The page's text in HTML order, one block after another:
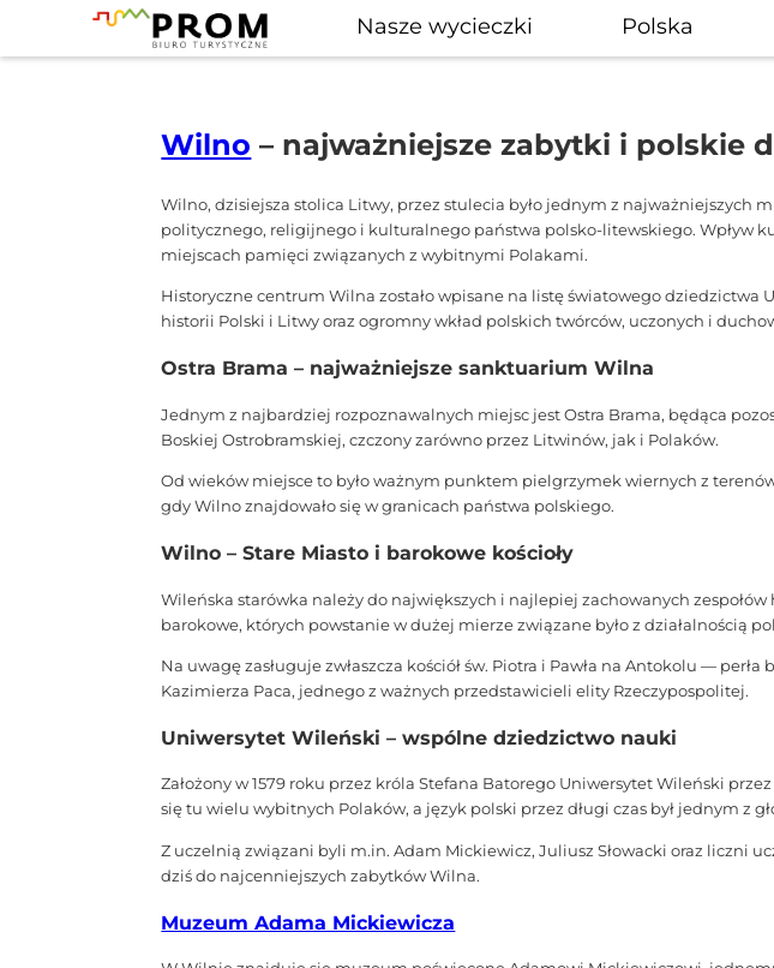
Nasze wycieczki Polska
Wilno – najważniejsze zabytki i polskie
Wilno, dzisiejsza stolica Litwy, przez stulecia było jednym z najważniejszych
politycznego, religijnego i kulturalnego państwa polsko-litewskiego. Wpływ
miejscach pamięci związanych z wybitnymi Polakami.
Historyczne centrum Wilna zostało wpisane na listę światowego dziedzictwa
historii Polski i Litwy oraz ogromny wkład polskich twórców, uczonych i
Ostra Brama – najważniejsze sanktuarium Wilna
Jednym z najbardziej rozpoznawalnych miejsc jest Ostra Brama, będąca
Boskiej Ostrobramskiej, czczony zarówno przez Litwinów, jak i Polaków.
Od wieków miejsce to było ważnym punktem pielgrzymek wiernych z
gdy Wilno znajdowało się w granicach państwa polskiego.
Wilno – Stare Miasto i barokowe kościoły
Wileńska starówka należy do największych i najlepiej zachowanych
barokowe, których powstanie w dużej mierze związane było z działalnością
Na uwagę zasługuje zwłaszcza kościół św. Piotra i Pawła na Antokolu —
Kazimierza Paca, jednego z ważnych przedstawicieli elity Rzeczypospolitej.
Uniwersytet Wileński – wspólne dziedzictwo nauki
Założony w 1579 roku przez króla Stefana Batorego Uniwersytet Wileński
się tu wielu wybitnych Polaków, a język polski przez długi czas był jednym z
Z uczelnią związani byli m.in. Adam Mickiewicz, Juliusz Słowacki oraz liczni
dziś do najcenniejszych zabytków Wilna.
Muzeum Adama Mickiewicza